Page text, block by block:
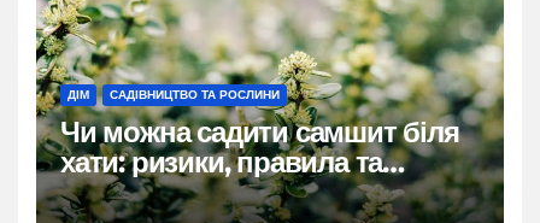
ДІМ САДІВНИЦТВО ТА РОСЛИНИ
Чи можна садити самшит біля
хати: ризики, правила та
практичні рішення